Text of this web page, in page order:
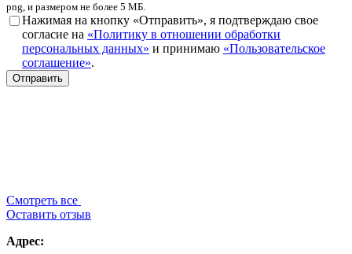
png, и размером не более 5 МБ.
Нажимая на кнопку «Отправить», я подтверждаю свое
согласие на «Политику в отношении обработки
персональных данных» и принимаю «Пользовательское
соглашение».
Смотреть все
Оставить отзыв
Адрес: